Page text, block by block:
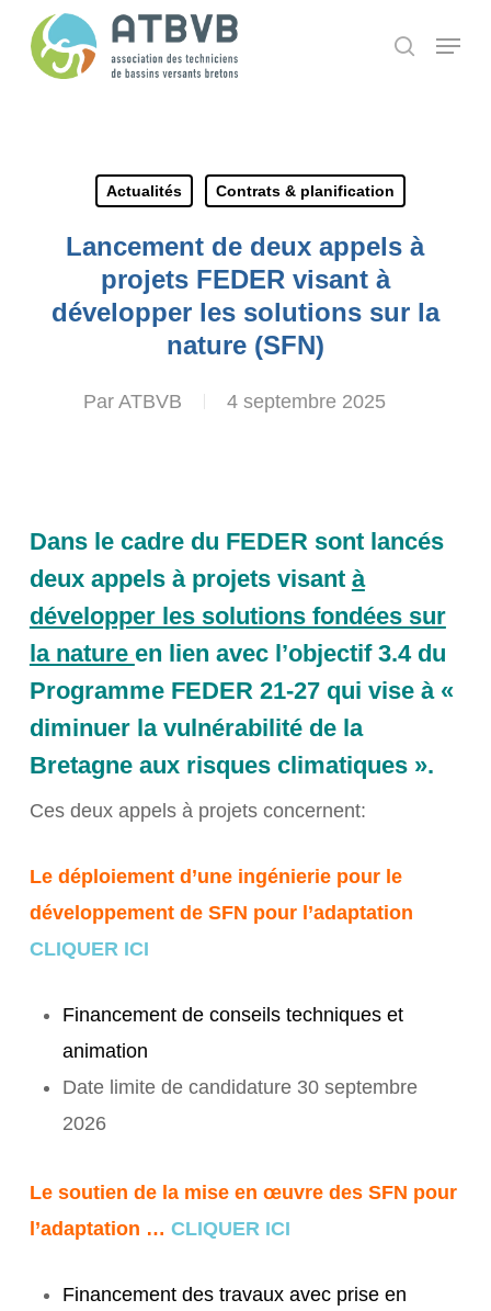
search
Menu
Actualités Contrats & planification
Lancement de deux appels à
projets FEDER visant à
développer les solutions sur la
nature (SFN)
Par ATBVB 4 septembre 2025
Dans le cadre du FEDER sont lancés
deux appels à projets visant à
développer les solutions fondées sur
la nature en lien avec l’objectif 3.4 du
Programme FEDER 21-27 qui vise à «
diminuer la vulnérabilité de la
Bretagne aux risques climatiques ».
Ces deux appels à projets concernent:
Le déploiement d’une ingénierie pour le
développement de SFN pour l’adaptation
CLIQUER ICI
Financement de conseils techniques et
animation
Date limite de candidature 30 septembre
2026
Le soutien de la mise en œuvre des SFN pour
l’adaptation … CLIQUER ICI
Financement des travaux avec prise en
Panneau de gestion des cookies